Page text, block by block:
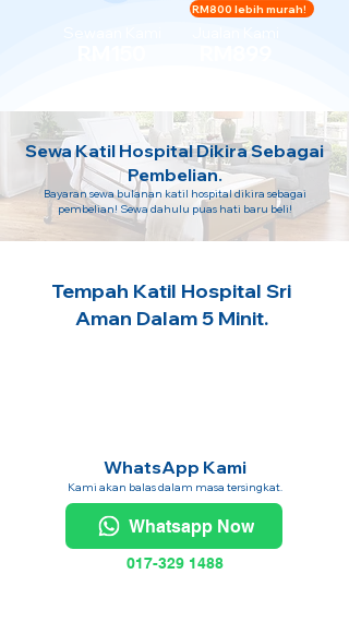
RM800 lebih murah!
Sewa Katil Hospital Dikira Sebagai
Pembelian.
Bayaran sewa bulanan katil hospital dikira sebagai
pembelian! Sewa dahulu puas hati baru beli!
Tempah Katil Hospital Sri
Aman Dalam 5 Minit.
WhatsApp Kami
Kami akan balas dalam masa tersingkat.
Whatsapp Now
017-329 1488